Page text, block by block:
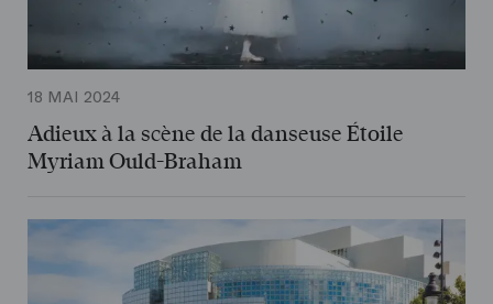
18 MAI 2024
Adieux à la scène de la danseuse Étoile
Myriam Ould-Braham